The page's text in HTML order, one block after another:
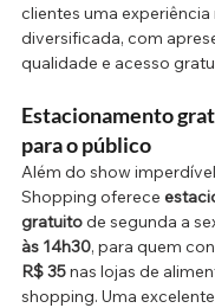
clientes uma experiência
diversificada, com
qualidade e acesso
Estacionamento
para o público
Além do show
Shopping oferece
gratuito de segunda a
às 14h30, para quem
R$ 35 nas lojas de
shopping. Uma